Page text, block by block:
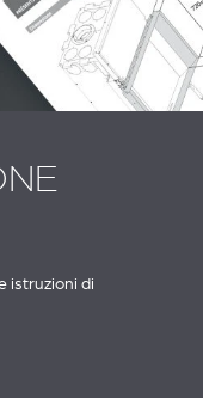
istruzioni di